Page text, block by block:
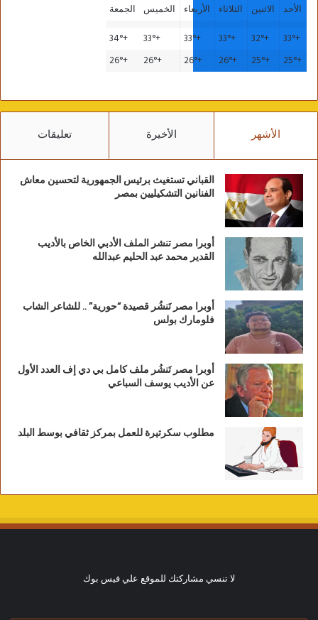
الأحد
الاثنين الثلاثاء الأربعاء الخميس الجمعة
+
33°
+
32°
+
33°
+
33°
+
33°
+
34°
+
25°
+
25°
+
26°
+
26°
+
26°
+
26°
الأشهر الأخيرة تعليقات
القباني تستغيث برئيس الجمهورية لتحسين معاش
الفنانين التشكيليين بمصر
أوبرا مصر تنشر الملف الأدبي الخاص بالأديب
القدير محمد عبد الحليم عبدالله
أوبرا مصر تَنشُر قصيدة “حورية” .. للشاعر الشاب
فلومارك بولس
أوبرا مصر تَنشُر ملف كامل بي دي إف العدد الأول
عن الأديب يوسف السباعي
مطلوب سكرتيرة للعمل بمركز ثقافي بوسط البلد
لا تنسي مشاركتك للموقع علي فيس بوك